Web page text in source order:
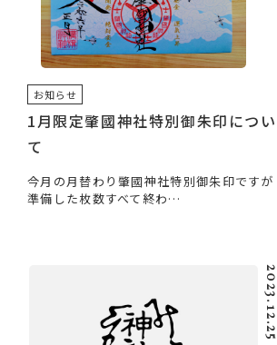
お知らせ
1月限定肇國神社特別御朱印につい
て
今月の月替わり肇國神社特別御朱印ですが
準備した枚数すべて終わ…
2023.12.25